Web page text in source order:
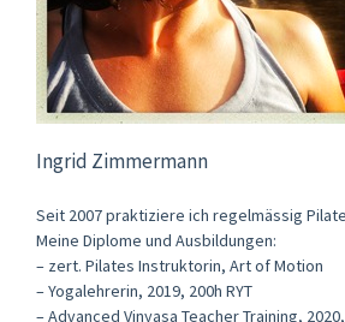
Ingrid Zimmermann
Seit 2007 praktiziere ich regelmässig
Meine Diplome und Ausbildungen:
– zert. Pilates Instruktorin, Art of Motion
– Yogalehrerin, 2019, 200h RYT
– Advanced Vinyasa Teacher Training,